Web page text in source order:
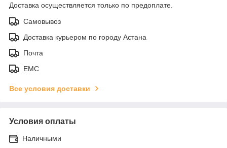
Доставка осуществляется только по предоплате.
Самовывоз
Доставка курьером по городу Астана
Почта
ЕМС
Все условия доставки
Условия оплаты
Наличными